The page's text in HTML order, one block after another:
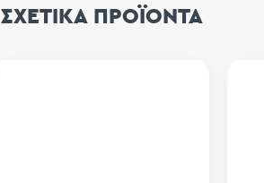
ΣΧΕΤΙΚΑ ΠΡΟΪΟΝΤΑ